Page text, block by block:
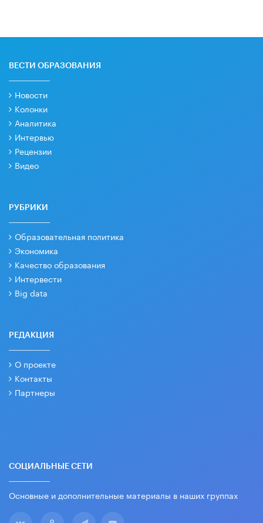
ВЕСТИ ОБРАЗОВАНИЯ
Новости
Колонки
Аналитика
Интервью
Рецензии
Видео
РУБРИКИ
Образовательная политика
Экономика
Качество образования
Интервести
Big data
РЕДАКЦИЯ
О проекте
Контакты
Партнеры
СОЦИАЛЬНЫЕ СЕТИ
Основные и дополнительные материалы в наших группах